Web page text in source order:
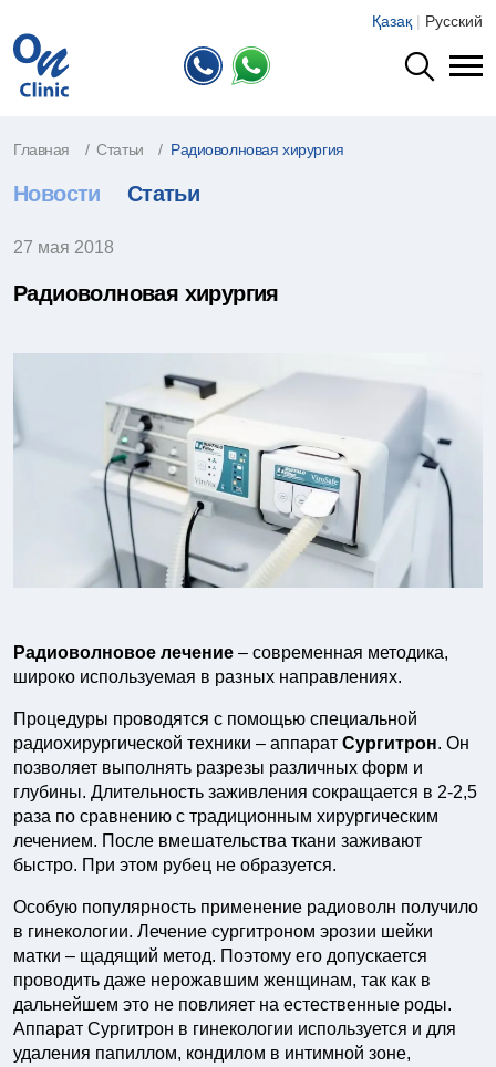
Қазақ | Русский
Главная Статьи Радиоволновая хирургия
Новости Статьи
27 мая 2018
Радиоволновая хирургия
Радиоволновое лечение – современная методика,
широко используемая в разных направлениях.
Процедуры проводятся с помощью специальной
радиохирургической техники – аппарат Сургитрон. Он
позволяет выполнять разрезы различных форм и
глубины. Длительность заживления сокращается в 2-2,5
раза по сравнению с традиционным хирургическим
лечением. После вмешательства ткани заживают
быстро. При этом рубец не образуется.
Особую популярность применение радиоволн получило
в гинекологии. Лечение сургитроном эрозии шейки
матки – щадящий метод. Поэтому его допускается
проводить даже нерожавшим женщинам, так как в
дальнейшем это не повлияет на естественные роды.
Аппарат Сургитрон в гинекологии используется и для
удаления папиллом, кондилом в интимной зоне,